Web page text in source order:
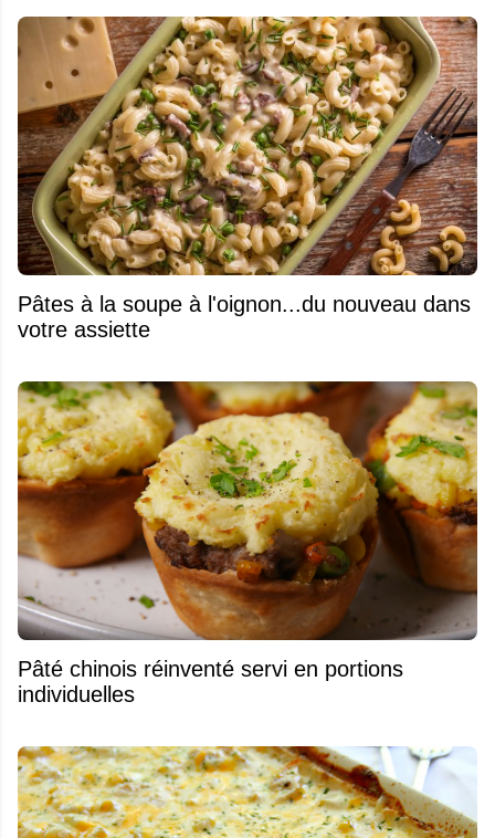
Pâtes à la soupe à l'oignon...du nouveau dans
votre assiette
Pâté chinois réinventé servi en portions
individuelles